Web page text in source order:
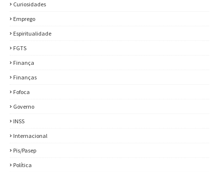
Curiosidades
Emprego
Espiritualidade
FGTS
Finança
Finanças
Fofoca
Governo
INSS
Internacional
Pis/Pasep
Política